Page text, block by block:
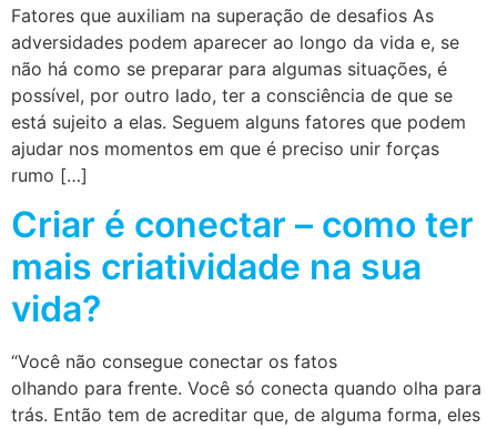
Fatores que auxiliam na superação de desafios As
adversidades podem aparecer ao longo da vida e, se
não há como se preparar para algumas situações, é
possível, por outro lado, ter a consciência de que se
está sujeito a elas. Seguem alguns fatores que podem
ajudar nos momentos em que é preciso unir forças
rumo […]
Criar é conectar – como ter
mais criatividade na sua
vida?
“Você não consegue conectar os fatos
olhando para frente. Você só conecta quando olha para
trás. Então tem de acreditar que, de alguma forma, eles